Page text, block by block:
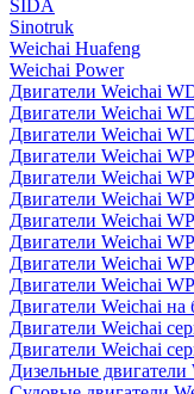
SIDA
Sinotruk
Weichai Huafeng
Weichai Power
Двигатели Weichai
Двигатели Weichai
Двигатели Weichai
Двигатели Weichai
Двигатели Weichai
Двигатели Weichai
Двигатели Weichai
Двигатели Weichai
Двигатели Weichai
Двигатели Weichai
Двигатели Weichai на
Двигатели Weichai
Двигатели Weichai
Дизельные